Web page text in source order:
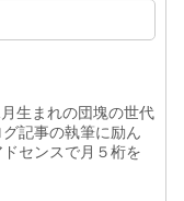
生まれの団塊の世代
記事の執筆に励ん
センスで月５桁を